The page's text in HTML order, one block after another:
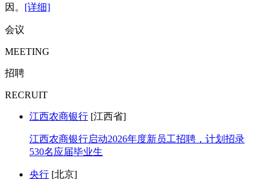
因。 [详细]
会议
MEETING
招聘
RECRUIT
江西农商银行 [江西省]
江西农商银行启动2026年度新员工招聘，计划招录
530名应届毕业生
央行 [北京]